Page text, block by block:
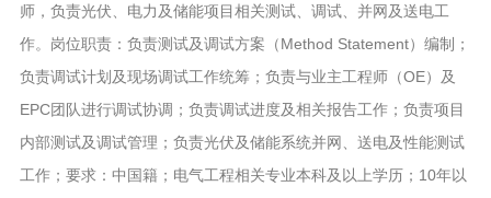
师，负责光伏、电力及储能项目相关测试、调试、并网及送电工
作。岗位职责：负责测试及调试方案（Method Statement）编制；
负责调试计划及现场调试工作统筹；负责与业主工程师（OE）及
EPC团队进行调试协调；负责调试进度及相关报告工作；负责项目
内部测试及调试管理；负责光伏及储能系统并网、送电及性能测试
工作；要求：中国籍；电气工程相关专业本科及以上学历；10年以